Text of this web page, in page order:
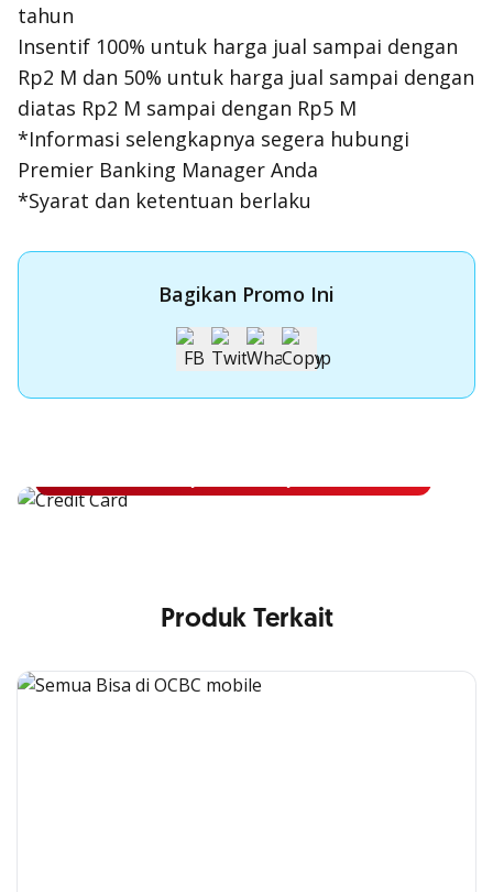
tahun
Insentif 100% untuk harga jual sampai dengan
Rp2 M dan 50% untuk harga jual sampai dengan
diatas Rp2 M sampai dengan Rp5 M
*Informasi selengkapnya segera hubungi
Premier Banking Manager Anda
*Syarat dan ketentuan berlaku
Bagikan Promo Ini
Apply Kartu Kredit OCBC NISP
Produk Terkait